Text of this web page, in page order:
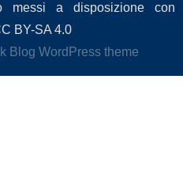
messi a disposizione con
BY-SA 4.0
Blog WordPress theme